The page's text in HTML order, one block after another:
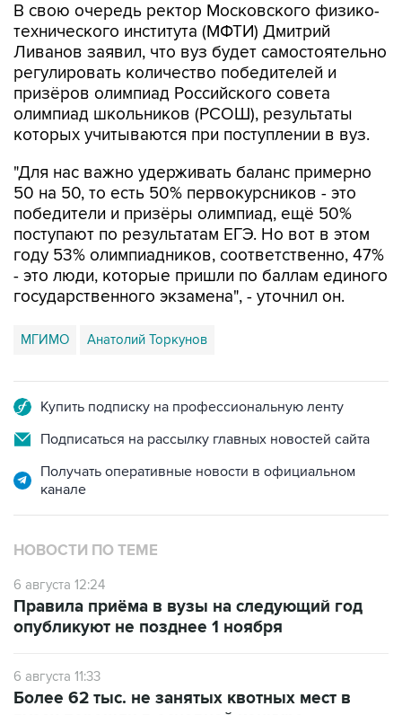
В свою очередь ректор Московского физико-
технического института (МФТИ) Дмитрий
Ливанов заявил, что вуз будет самостоятельно
регулировать количество победителей и
призёров олимпиад Российского совета
олимпиад школьников (РСОШ), результаты
которых учитываются при поступлении в вуз.
"Для нас важно удерживать баланс примерно
50 на 50, то есть 50% первокурсников - это
победители и призёры олимпиад, ещё 50%
поступают по результатам ЕГЭ. Но вот в этом
году 53% олимпиадников, соответственно, 47%
- это люди, которые пришли по баллам единого
государственного экзамена", - уточнил он.
МГИМО Анатолий Торкунов
Купить подписку на профессиональную ленту
Подписаться на рассылку главных новостей сайта
Получать оперативные новости в официальном
канале
НОВОСТИ ПО ТЕМЕ
6 августа 12:24
Правила приёма в вузы на следующий год
опубликуют не позднее 1 ноября
6 августа 11:33
Более 62 тыс. не занятых квотных мест в